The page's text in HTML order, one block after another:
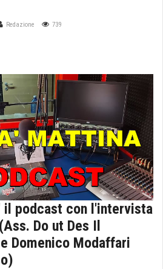
Redazione 739
il podcast con l'intervista
Do ut Des Il
Domenico Modaffari